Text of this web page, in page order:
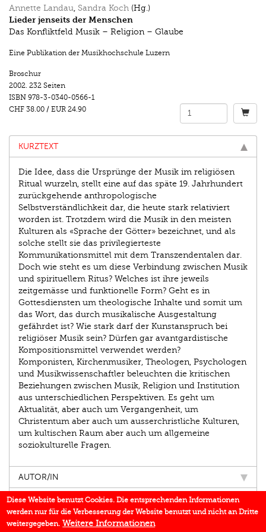
Annette Landau Sandra Koch (Hg.)
Lieder jenseits der Menschen
Das Konfliktfeld Musik – Religion – Glaube
Eine Publikation der Musikhochschule Luzern
Broschur
2002. 232 Seiten
ISBN 978-3-0340-0566-1
CHF 38.00 / EUR 24.90
KURZTEXT
Die Idee, dass die Ursprünge der Musik im religiösen
Ritual wurzeln, stellt eine auf das späte 19. Jahrhundert
zurückgehende anthropologische
Selbstverständlichkeit dar, die heute stark relativiert
worden ist. Trotzdem wird die Musik in den meisten
Kulturen als «Sprache der Götter» bezeichnet, und als
solche stellt sie das privilegierteste
Kommunikationsmittel mit dem Transzendentalen dar.
Doch wie steht es um diese Verbindung zwischen Musik
und spirituellem Ritus? Welches ist ihre jeweils
zeitgemässe und funktionelle Form? Geht es in
Gottesdiensten um theologische Inhalte und somit um
das Wort, das durch musikalische Ausgestaltung
gefährdet ist? Wie stark darf der Kunstanspruch bei
religiöser Musik sein? Dürfen gar avantgardistische
Kompositionsmittel verwendet werden?
Komponisten, Kirchenmusiker, Theologen, Psychologen
und Musikwissenschaftler beleuchten die kritischen
Beziehungen zwischen Musik, Religion und Institution
aus unterschiedlichen Perspektiven. Es geht um
Aktualität, aber auch um Vergangenheit, um
Christentum aber auch um ausserchristliche Kulturen,
um kultischen Raum aber auch um allgemeine
soziokulturelle Fragen.
AUTOR/IN
EINBLICK
IN DEN MEDIEN
Diese Website benutzt Cookies. Die entsprechenden Informationen
werden nur für die Verbesserung der Website benutzt und nicht an Dritte
weitergegeben. Weitere Informationen